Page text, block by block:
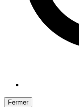
Fermer